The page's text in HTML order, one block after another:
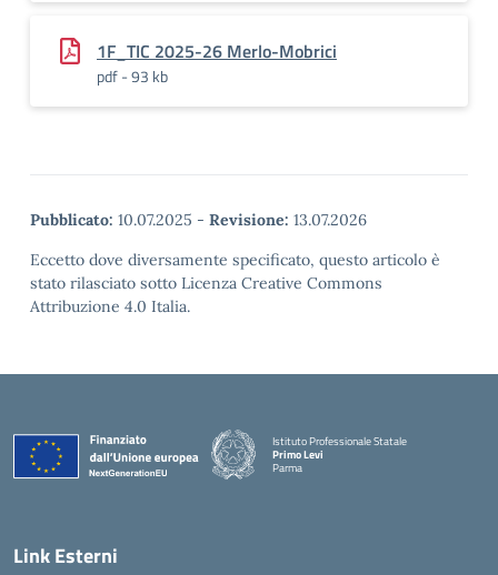
1F_TIC 2025-26 Merlo-Mobrici
pdf - 93 kb
Pubblicato: 10.07.2025 - Revisione: 13.07.2026
Eccetto dove diversamente specificato, questo articolo è
stato rilasciato sotto Licenza Creative Commons
Attribuzione 4.0 Italia.
Istituto Professionale Statale
Primo Levi
Parma
Link Esterni